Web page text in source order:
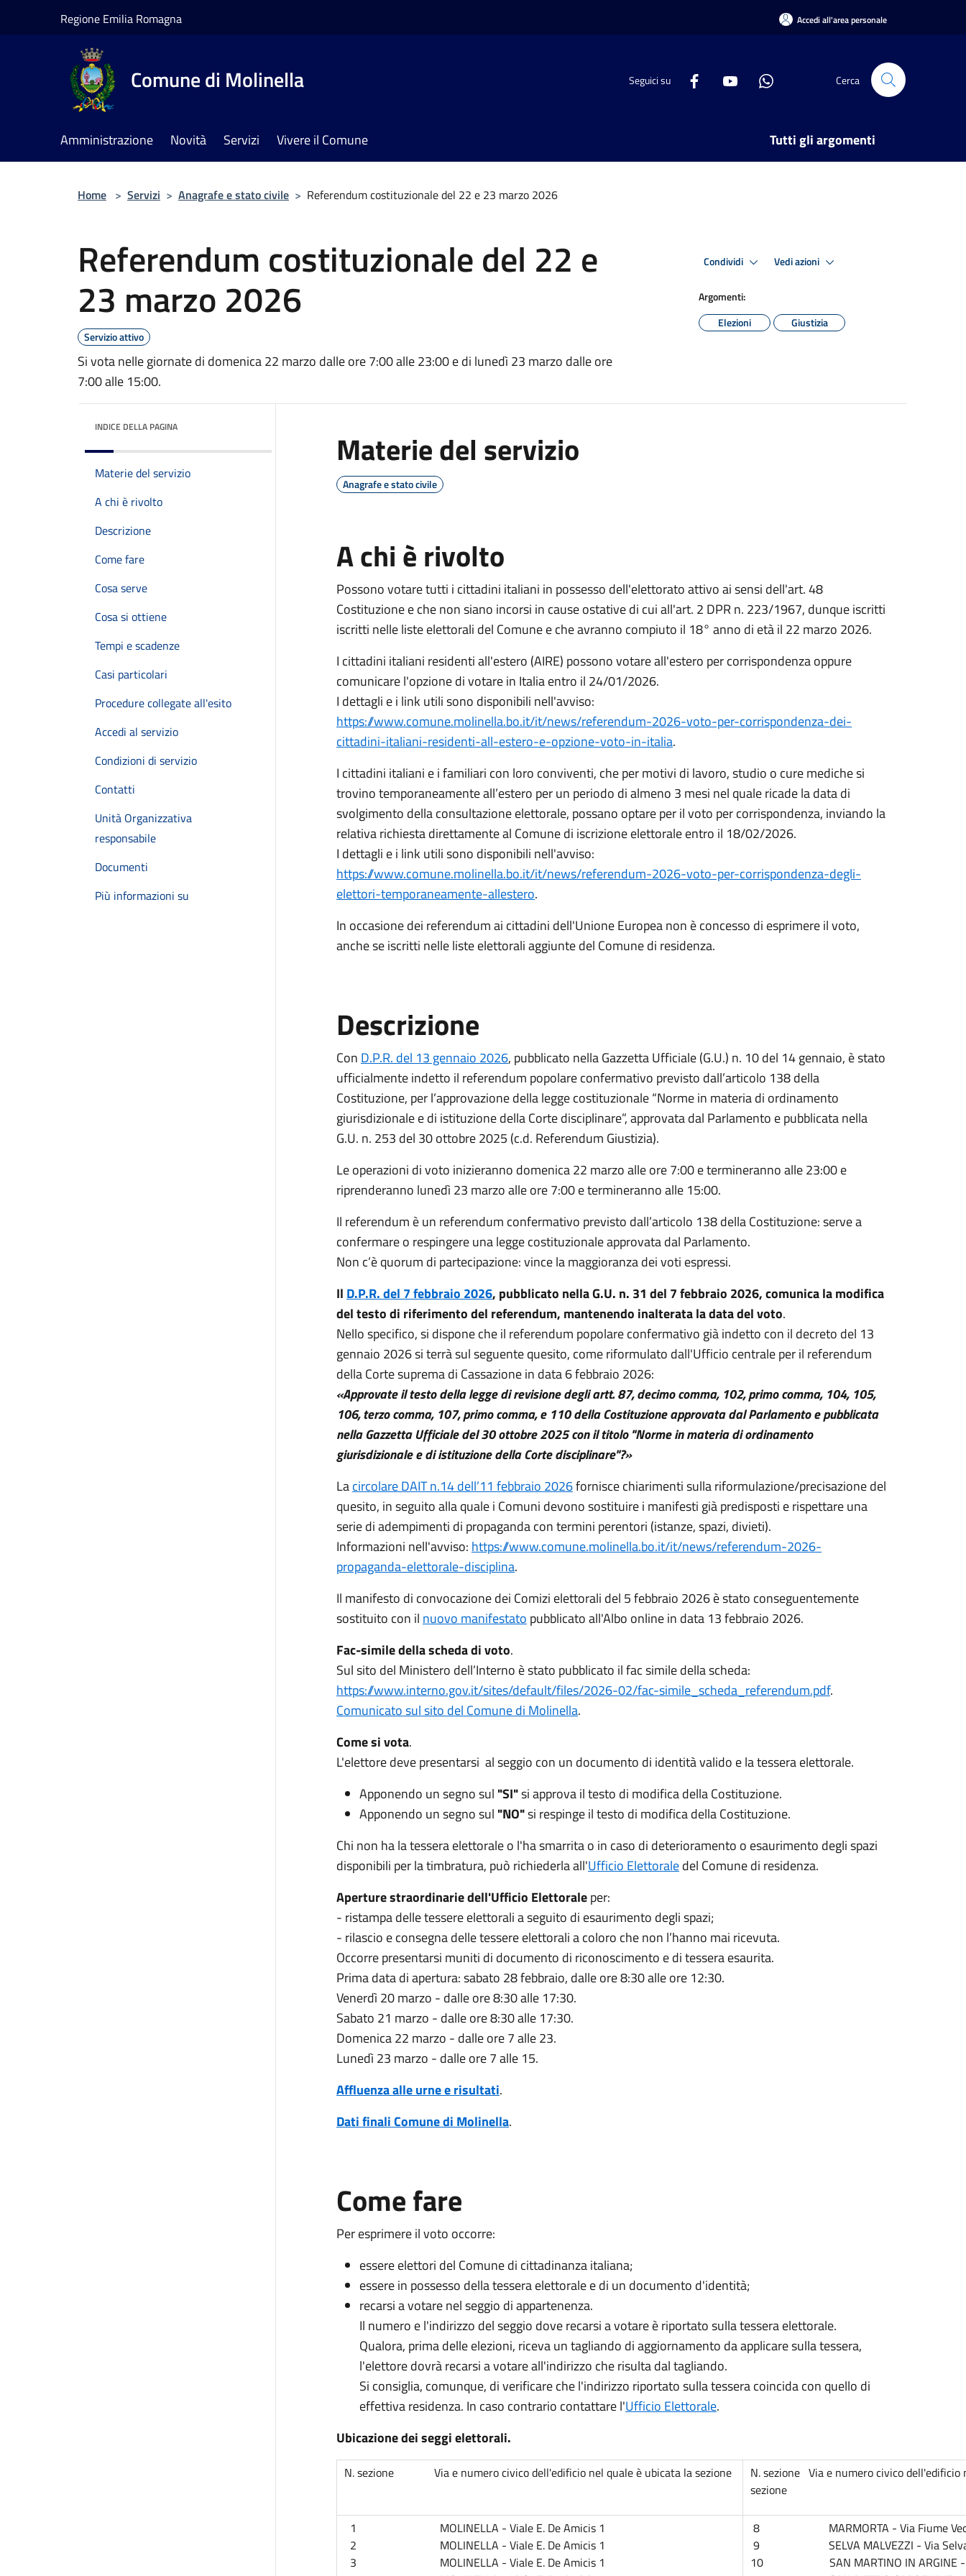
Regione Emilia Romagna Accedi all'area personale
Comune di Molinella Seguici su Cerca
Amministrazione Novità Servizi Vivere il Comune Tutti gli argomenti
Home > Servizi > Anagrafe e stato civile > Referendum costituzionale del 22 e 23 marzo 2026
Referendum costituzionale del 22 e
23 marzo 2026
Servizio attivo
Si vota nelle giornate di domenica 22 marzo dalle ore 7:00 alle 23:00 e di lunedì 23 marzo dalle ore
7:00 alle 15:00.
Condividi Vedi azioni
Argomenti:
Elezioni
Giustizia
INDICE DELLA PAGINA
Materie del servizio
A chi è rivolto
Descrizione
Come fare
Cosa serve
Cosa si ottiene
Tempi e scadenze
Casi particolari
Procedure collegate all'esito
Accedi al servizio
Condizioni di servizio
Contatti
Unità Organizzativa
responsabile
Documenti
Più informazioni su
Materie del servizio
Anagrafe e stato civile
A chi è rivolto
Possono votare tutti i cittadini italiani in possesso dell'elettorato attivo ai sensi dell'art. 48
Costituzione e che non siano incorsi in cause ostative di cui all'art. 2 DPR n. 223/1967, dunque iscritti
iscritti nelle liste elettorali del Comune e cheavranno compiuto il 18° anno di età il 22 marzo 2026.
I cittadini italiani residenti all'estero (AIRE) possono votare all'estero per corrispondenza oppure
comunicare l'opzione di votare in Italia entro il 24/01/2026.
I dettagli e i link utili sono disponibili nell'avviso:
https://www.comune.molinella.bo.it/it/news/referendum-2026-voto-per-corrispondenza-dei-
cittadini-italiani-residenti-all-estero-e-opzione-voto-in-italia.
I cittadini italiani e i familiari con loro conviventi, che per motivi di lavoro, studio o cure mediche si
trovino temporaneamente all’estero per un periodo di almeno 3 mesi nel quale ricade la data di
svolgimento della consultazione elettorale, possano optare per il voto per corrispondenza, inviando la
relativa richiesta direttamente al Comune di iscrizione elettorale entro il 18/02/2026.
I dettagli e i link utili sono disponibili nell'avviso:
https://www.comune.molinella.bo.it/it/news/referendum-2026-voto-per-corrispondenza-degli-
elettori-temporaneamente-allestero.
In occasione dei referendum ai cittadini dell'Unione Europea non è concesso di esprimere il voto,
anche se iscritti nelle liste elettorali aggiunte del Comune di residenza.
Descrizione
Con D.P.R. del 13 gennaio 2026, pubblicato nella Gazzetta Ufficiale (G.U.) n. 10 del 14 gennaio, è stato
ufficialmente indetto il referendum popolare confermativo previsto dall’articolo 138 della
Costituzione, per l’approvazione della legge costituzionale “Norme in materia di ordinamento
giurisdizionale e di istituzione della Corte disciplinare”, approvata dal Parlamento e pubblicata nella
G.U. n. 253 del 30 ottobre 2025 (c.d. Referendum Giustizia).
Le operazioni di voto inizieranno domenica 22 marzo alle ore 7:00 e termineranno alle 23:00 e
riprenderanno lunedì 23 marzo alle ore 7:00 e termineranno alle 15:00.
Il referendum è un referendum confermativo previsto dall’articolo 138 della Costituzione: serve a
confermare o respingere una legge costituzionale approvata dal Parlamento.
Non c’è quorum di partecipazione: vince la maggioranza dei voti espressi.
Il D.P.R. del 7 febbraio 2026, pubblicato nella G.U. n. 31 del 7 febbraio 2026, comunica la modifica
del testo di riferimento del referendum, mantenendo inalterata la data del voto.
Nello specifico, si dispone che il referendum popolare confermativo già indetto con il decreto del 13
gennaio 2026 si terrà sul seguente quesito, come riformulato dall'Ufficio centrale per il referendum
della Corte suprema di Cassazione in data 6 febbraio 2026:
«Approvate il testo della legge di revisione degli artt. 87, decimo comma, 102, primo comma, 104, 105,
106, terzo comma, 107, primo comma, e 110 della Costituzione approvata dal Parlamento e pubblicata
nella Gazzetta Ufficiale del 30 ottobre 2025 con il titolo "Norme in materia di ordinamento
giurisdizionale e di istituzione della Corte disciplinare"?»
Lacircolare DAIT n.14 dell’11 febbraio 2026fornisce chiarimenti sulla riformulazione/precisazione del
quesito, in seguito alla quale i Comuni devono sostituire i manifesti già predisposti e rispettare una
serie di adempimenti di propaganda con termini perentori (istanze, spazi, divieti).
Informazioni nell'avviso: https://www.comune.molinella.bo.it/it/news/referendum-2026-
propaganda-elettorale-disciplina.
Il manifesto di convocazione dei Comizi elettorali del 5 febbraio 2026 è stato conseguentemente
sostituito con il nuovo manifestato pubblicato all'Albo online in data 13 febbraio 2026.
Fac-simile della scheda di voto.
Sul sito del Ministero dell’Interno è stato pubblicato il fac simile della scheda:
https://www.interno.gov.it/sites/default/files/2026-02/fac-simile_scheda_referendum.pdf.
Comunicato sul sito del Comune di Molinella.
Come si vota.
L'elettore deve presentarsi al seggio con un documento di identità valido e la tessera elettorale.
Apponendo un segno sul "SI"si approva il testo di modifica della Costituzione.
Apponendo un segno sul "NO"si respinge il testo di modifica della Costituzione.
Chi non ha la tessera elettorale o l'ha smarrita o in caso di deterioramento o esaurimento degli spazi
disponibili per la timbratura, può richiederla all'Ufficio Elettoraledel Comune di residenza.
Aperture straordinarie dell'Ufficio Elettoraleper:
- ristampa delle tessere elettorali a seguito di esaurimento degli spazi;
- rilascio e consegna delle tessere elettorali a coloro che non l’hanno mai ricevuta.
Occorre presentarsi muniti di documento di riconoscimento e di tessera esaurita.
Prima data di apertura: sabato 28 febbraio, dalle ore 8:30 alle ore 12:30.
Venerdì 20 marzo - dalle ore 8:30 alle 17:30.
Sabato 21 marzo - dalle ore 8:30 alle 17:30.
Domenica 22 marzo - dalle ore 7 alle 23.
Lunedì 23 marzo - dalle ore 7 alle 15.
Affluenza alle urne e risultati.
Dati finali Comune di Molinella.
Come fare
Per esprimere il voto occorre:
essere elettori del Comune di cittadinanza italiana;
essere in possesso della tessera elettorale e di un documento d'identità;
recarsi a votare nel seggio di appartenenza.
Il numero e l'indirizzo del seggio dove recarsi a votare è riportato sulla tessera elettorale.
Qualora, prima delle elezioni, riceva un tagliando di aggiornamento da applicare sulla tessera,
l'elettore dovrà recarsi a votare all'indirizzo che risulta dal tagliando.
Si consiglia, comunque, di verificare che l'indirizzo riportato sulla tessera coincida con quello di
effettiva residenza. In caso contrario contattare l'Ufficio Elettorale.
Ubicazione dei seggi elettorali.
N. sezione Via e numero civico dell'edificio nel quale è ubicata la sezione
N. sezione Via e numero civico dell'edificio
sezione
1 MOLINELLA - Viale E. De Amicis 1
2 MOLINELLA - Viale E. De Amicis 1
3 MOLINELLA - Viale E. De Amicis 1
8 MARMORTA - Via Fiume
9 SELVA MALVEZZI - Via
10 SAN MARTINO IN ARGINE -